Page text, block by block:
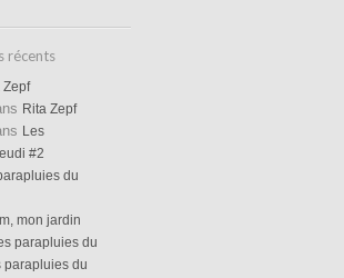
récents
Zepf
Rita Zepf
Les
#2
du
mon jardin
parapluies du
parapluies du